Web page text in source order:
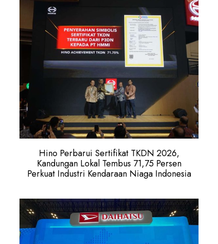
Hino Perbarui Sertifikat TKDN 2026,
Kandungan Lokal Tembus 71,75 Persen
Perkuat Industri Kendaraan Niaga Indonesia